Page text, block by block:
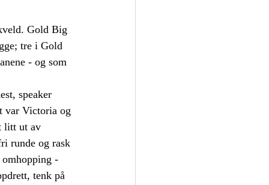
Gold Big
tre i Gold
- og som
speaker
var Victoria og
litt ut av
runde og rask
-
tenk på